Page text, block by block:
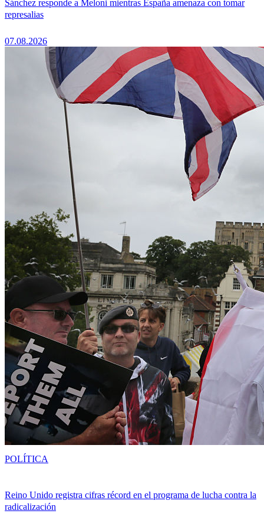
Sánchez responde a Meloni mientras España amenaza con tomar
represalias
07.08.2026
Reino Unido registra cifras récord en el programa de lucha contra la
radicalización
POLÍTICA